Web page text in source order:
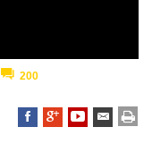
200